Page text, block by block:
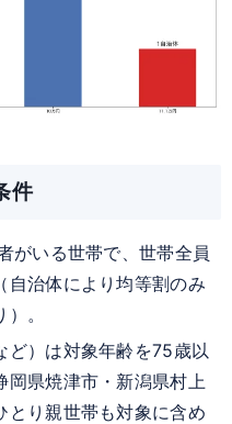
件
がいる世帯で、世帯全員
自治体により均等割のみ
。
ど）は対象年齢を75歳以
岡県焼津市・新潟県村上
とり親世帯も対象に含め